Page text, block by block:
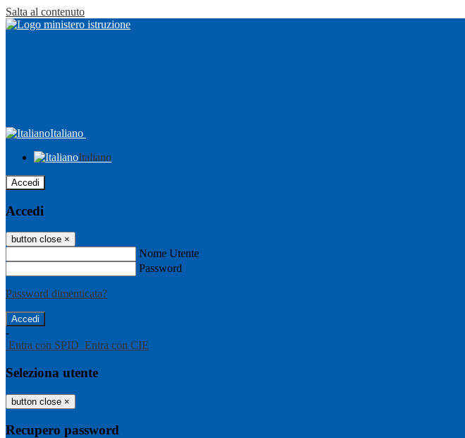
Salta al contenuto
Italiano
Italiano
Accedi
Accedi
button close ×
Nome Utente
Password
Password dimenticata?
-
Entra con SPID Entra con CIE
Seleziona utente
button close ×
Recupero password